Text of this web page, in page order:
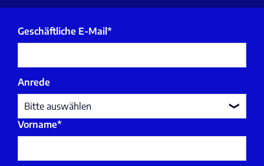
Geschäftliche E-Mail *
Anrede
Vorname*